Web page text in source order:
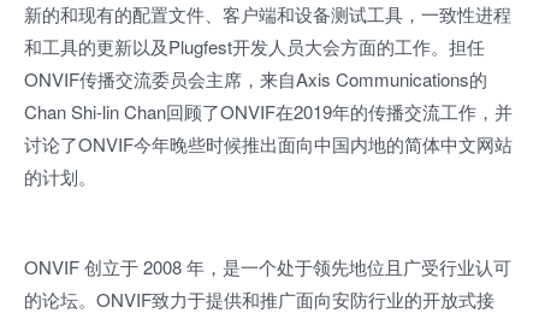
新的和现有的配置文件、客户端和设备测试工具，一致性进程
和工具的更新以及Plugfest开发人员大会方面的工作。担任
ONVIF传播交流委员会主席，来自Axis Communications的
Chan Shi-lin Chan回顾了ONVIF在2019年的传播交流工作，并
讨论了ONVIF今年晚些时候推出面向中国内地的简体中文网站
的计划。
ONVIF 创立于 2008 年，是一个处于领先地位且广受行业认可
的论坛。ONVIF致力于提供和推广面向安防行业的开放式接